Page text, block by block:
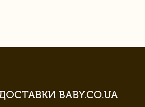
BABY.CO.UA